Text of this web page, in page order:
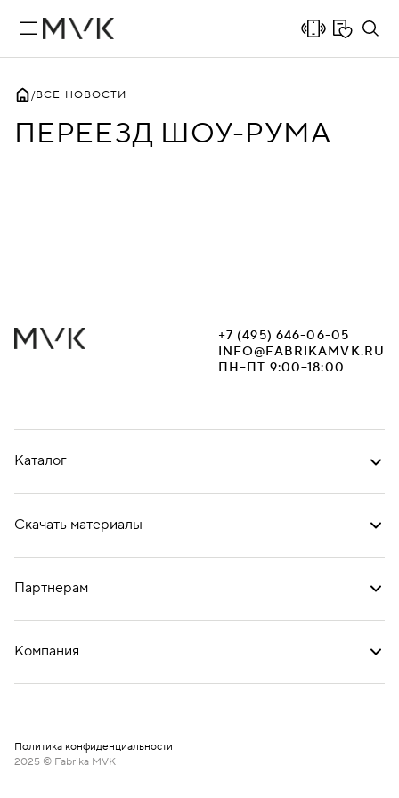
ВСЕ НОВОСТИ
ПЕРЕЕЗД ШОУ-РУМА
+7 (495) 646-06-05
INFO@FABRIKAMVK.RU
ПН–ПТ 9:00–18:00
Каталог
Скачать материалы
Партнерам
Компания
2025 © Fabrika MVK
Политика конфиденциальности